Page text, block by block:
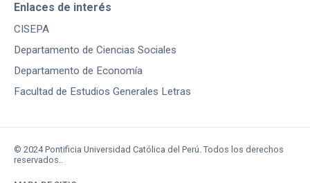
Enlaces de interés
CISEPA
Departamento de Ciencias Sociales
Departamento de Economía
Facultad de Estudios Generales Letras
© 2024 Pontificia Universidad Católica del Perú. Todos los derechos
reservados..